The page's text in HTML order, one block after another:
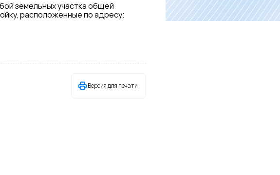
земельных участка общей
расположенные по адресу:
Версия для печати